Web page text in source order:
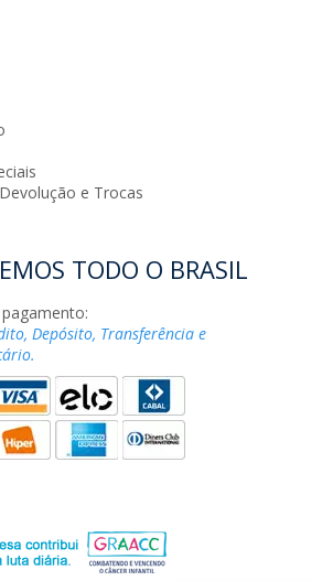
e Trocas
TODO O BRASIL
Depósito, Transferência e